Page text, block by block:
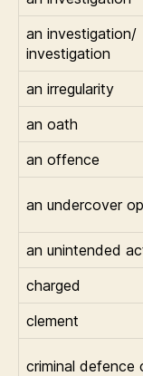
an investigation/
investigation
an irregularity
an oath
an offence
an undercover
an unintended
charged
clement
criminal defence